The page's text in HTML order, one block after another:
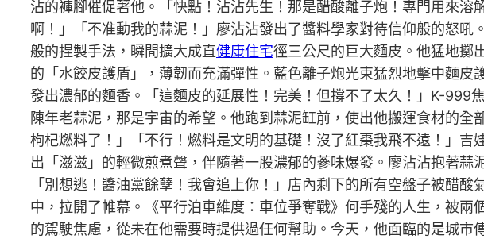
沾的褲腳催促著他。「快點！沾沾先生！那是醋酸離子炮！專門用來
啊！」「不准動我的蒜泥！」廖沾沾發出了醬料學家對待信仰般的怒
般的捏製手法，瞬間擴大成直健康住宅徑三公尺的巨大麵皮。他猛地擲
的「水餃皮護盾」，薄韌而充滿彈性。藍色離子炮光束猛烈地擊中麵
發出濃郁的麵香。「這麵皮的延展性！完美！但撐不了太久！」K-999
陳年老蒜泥，那是宇宙的希望。他跑到蒜泥缸前，使出他搬運食材的
枸杞燃料了！」「不行！燃料是文明的基礎！沒了紅棗我飛不遠！」
出「滋滋」的輕微煎煮聲，伴隨著一股濃郁的蔘味爆發。廖沾沾抱著
「別想逃！醬油黨餘孽！我會追上你！」店內剩下的所有空盤子被醋
中，拉開了帷幕。《平行泊車維度：車位爭奪戰》何手殘的人生，被
的駕駛焦慮，從未在他需要時提供過任何幫助。今天，他面臨的是城